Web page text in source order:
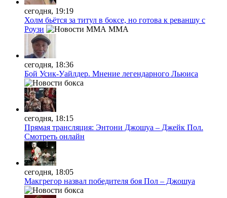
сегодня, 19:19
Холм бьётся за титул в боксе, но готова к реваншу с
Роузи
MMA
сегодня, 18:36
Бой Усик-Уайлдер. Мнение легендарного Льюиса
сегодня, 18:15
Прямая трансляция: Энтони Джошуа – Джейк Пол.
Смотреть онлайн
сегодня, 18:05
Макгрегор назвал победителя боя Пол – Джошуа